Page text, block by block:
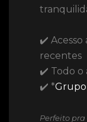
✔️ Acesso
recentes
✔️ Todo o
✔️ *
Perfeito